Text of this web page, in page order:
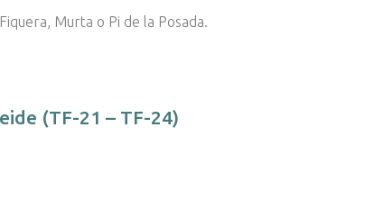
Murta o Pi de la Posada.
(TF-21 – TF-24)